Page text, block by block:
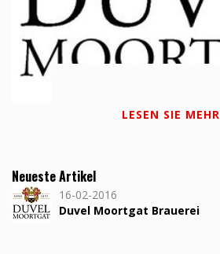
LESEN SIE MEHR
Neueste Artikel
16-02-2016
Duvel Moortgat Brauerei